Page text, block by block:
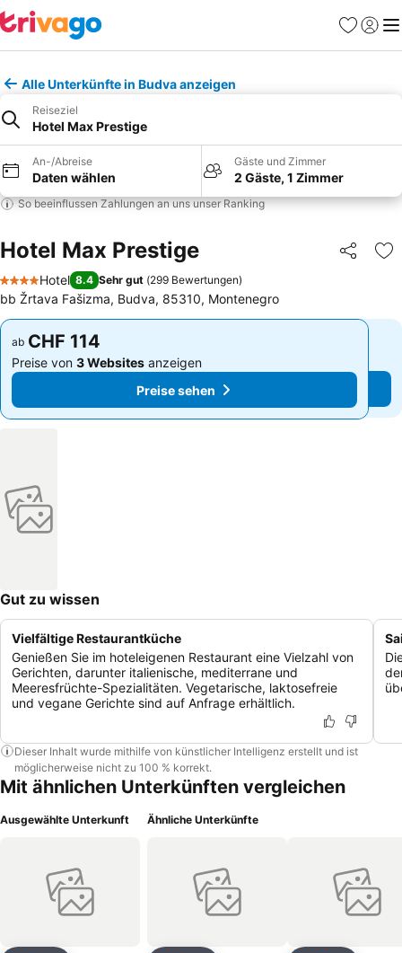
Favoriten
Alle Unterkünfte in Budva anzeigen
Reiseziel
Hotel Max Prestige
An-/Abreise
Daten wählen
Gäste und Zimmer
2 Gäste, 1 Zimmer
So beeinflussen Zahlungen an uns unser Ranking
Hotel Max Prestige Teilen
4 Sterne
Hotel 8.4 Sehr gut (299 Bewertungen)
bb Žrtava Fašizma, Budva, 85310, Montenegro
ab CHF 114
Preise von 3 Websitesanzeigen
Preise sehen
ab CHF 114
Preise von 3 Websites anzeigen
Preise sehen
Gut zu wissen
Vielfältige Restaurantküche
Genießen Sie im hoteleigenen Restaurant eine Vielzahl von
Gerichten, darunter italienische, mediterrane und
Meeresfrüchte-Spezialitäten. Vegetarische, laktosefreie
und vegane Gerichte sind auf Anfrage erhältlich.
Dieser Inhalt wurde mithilfe von künstlicher Intelligenz erstellt und ist
möglicherweise nicht zu 100 % korrekt.
Mit ähnlichen Unterkünften vergleichen
Ausgewählte Unterkunft Ähnliche Unterkünfte